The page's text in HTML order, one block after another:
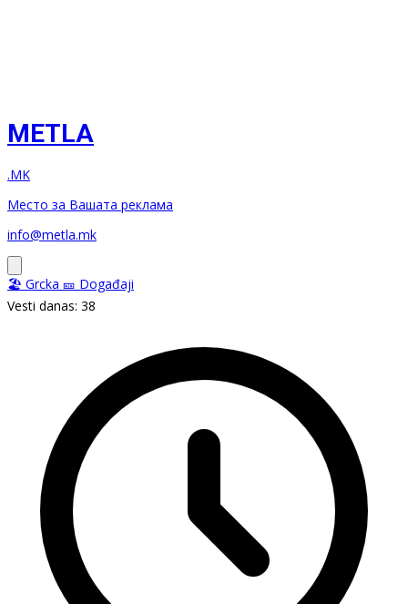
METLA
.MK
Место за Вашата реклама
info@metla.mk
🏖️ Grcka 🎫 Događaji
Vesti danas: 38